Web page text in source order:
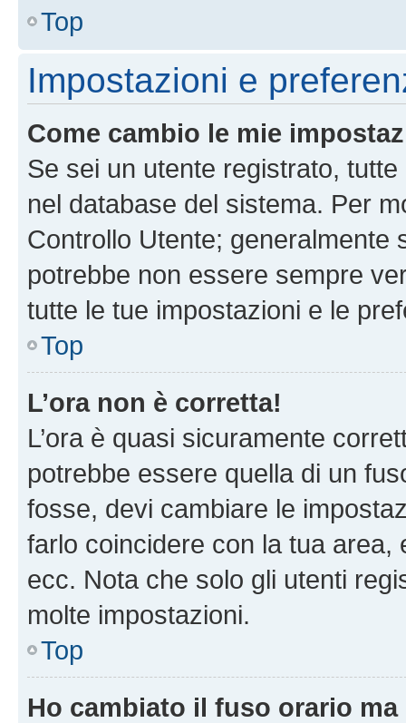
Top
Impostazioni e
Come cambio le mie
Se sei un utente registrato,
nel database del sistema. Per
Controllo Utente; generalmente
potrebbe non essere sempre
tutte le tue impostazioni e le
Top
L’ora non è corretta!
L’ora è quasi sicuramente
potrebbe essere quella di un
fosse, devi cambiare le
farlo coincidere con la tua area,
ecc. Nota che solo gli utenti
molte impostazioni.
Top
Ho cambiato il fuso orario ma